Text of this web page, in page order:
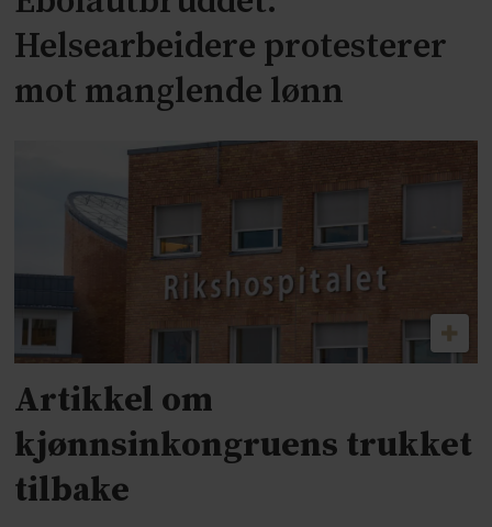
Helsearbeidere protesterer
mot manglende lønn
Artikkel om
kjønnsinkongruens trukket
tilbake